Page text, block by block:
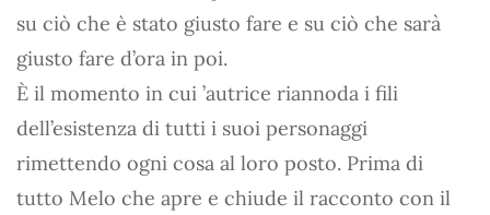
su ciò che è stato giusto fare e su ciò che sarà
giusto fare d’ora in poi.
È il momento in cui ’autrice riannoda i fili
dell’esistenza di tutti i suoi personaggi
rimettendo ogni cosa al loro posto. Prima di
tutto Melo che apre e chiude il racconto con il